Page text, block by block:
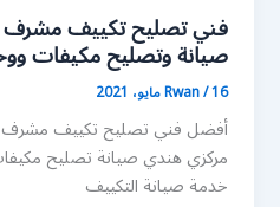
صيانة وتصليح مكيفات
Rwan/16 مايو، 2021
أفضل فني تصليح تكييف مشرف
مركزي هندي صيانة تصليح
خدمة صيانة التكييف